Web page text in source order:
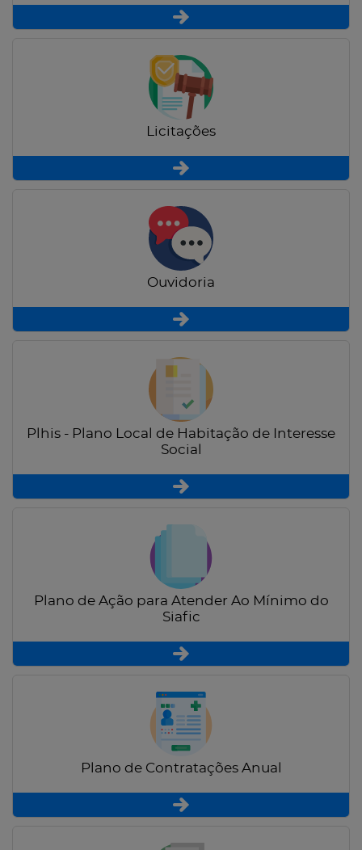
Licitações
Ouvidoria
Plhis - Plano Local de Habitação de Interesse
Social
Plano de Ação para Atender Ao Mínimo do
Siafic
Plano de Contratações Anual